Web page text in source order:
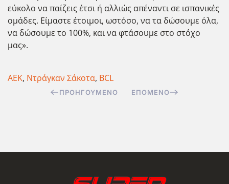
εύκολο να παίζεις έτσι ή αλλιώς απέναντι σε ισπανικές
ομάδες. Είμαστε έτοιμοι, ωστόσο, να τα δώσουμε όλα,
να δώσουμε το 100%, και να φτάσουμε στο στόχο
μας».
ΑΕΚ, Ντράγκαν Σάκοτα, BCL
ΠΡΟΗΓΟΎΜΕΝΟ ΕΠΌΜΕΝΟ